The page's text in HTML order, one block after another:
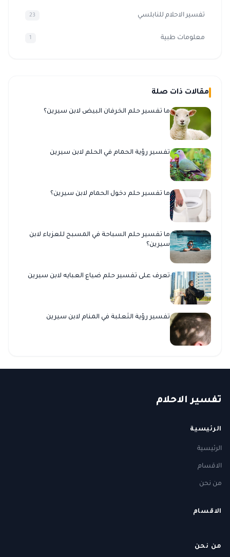
تفسير الاحلام للنابلسي 23
معلومات طبية 1
مقالات ذات صلة
ما تفسير حلم الخرفان البيض لابن سيرين؟
تفسير رؤية الحمام في الحلم لابن سيرين
ما تفسير حلم دخول الحمام لابن سيرين؟
ما تفسير حلم السباحة في المسبح للعزباء لابن
سيرين؟
تعرف على تفسير حلم ضياع العبايه لابن سيرين
تفسير رؤية الثعلبة في المنام لابن سيرين
تفسير الاحلام
الرئيسية
الرئيسية
الاقسام
من نحن
الاقسام
من نحن